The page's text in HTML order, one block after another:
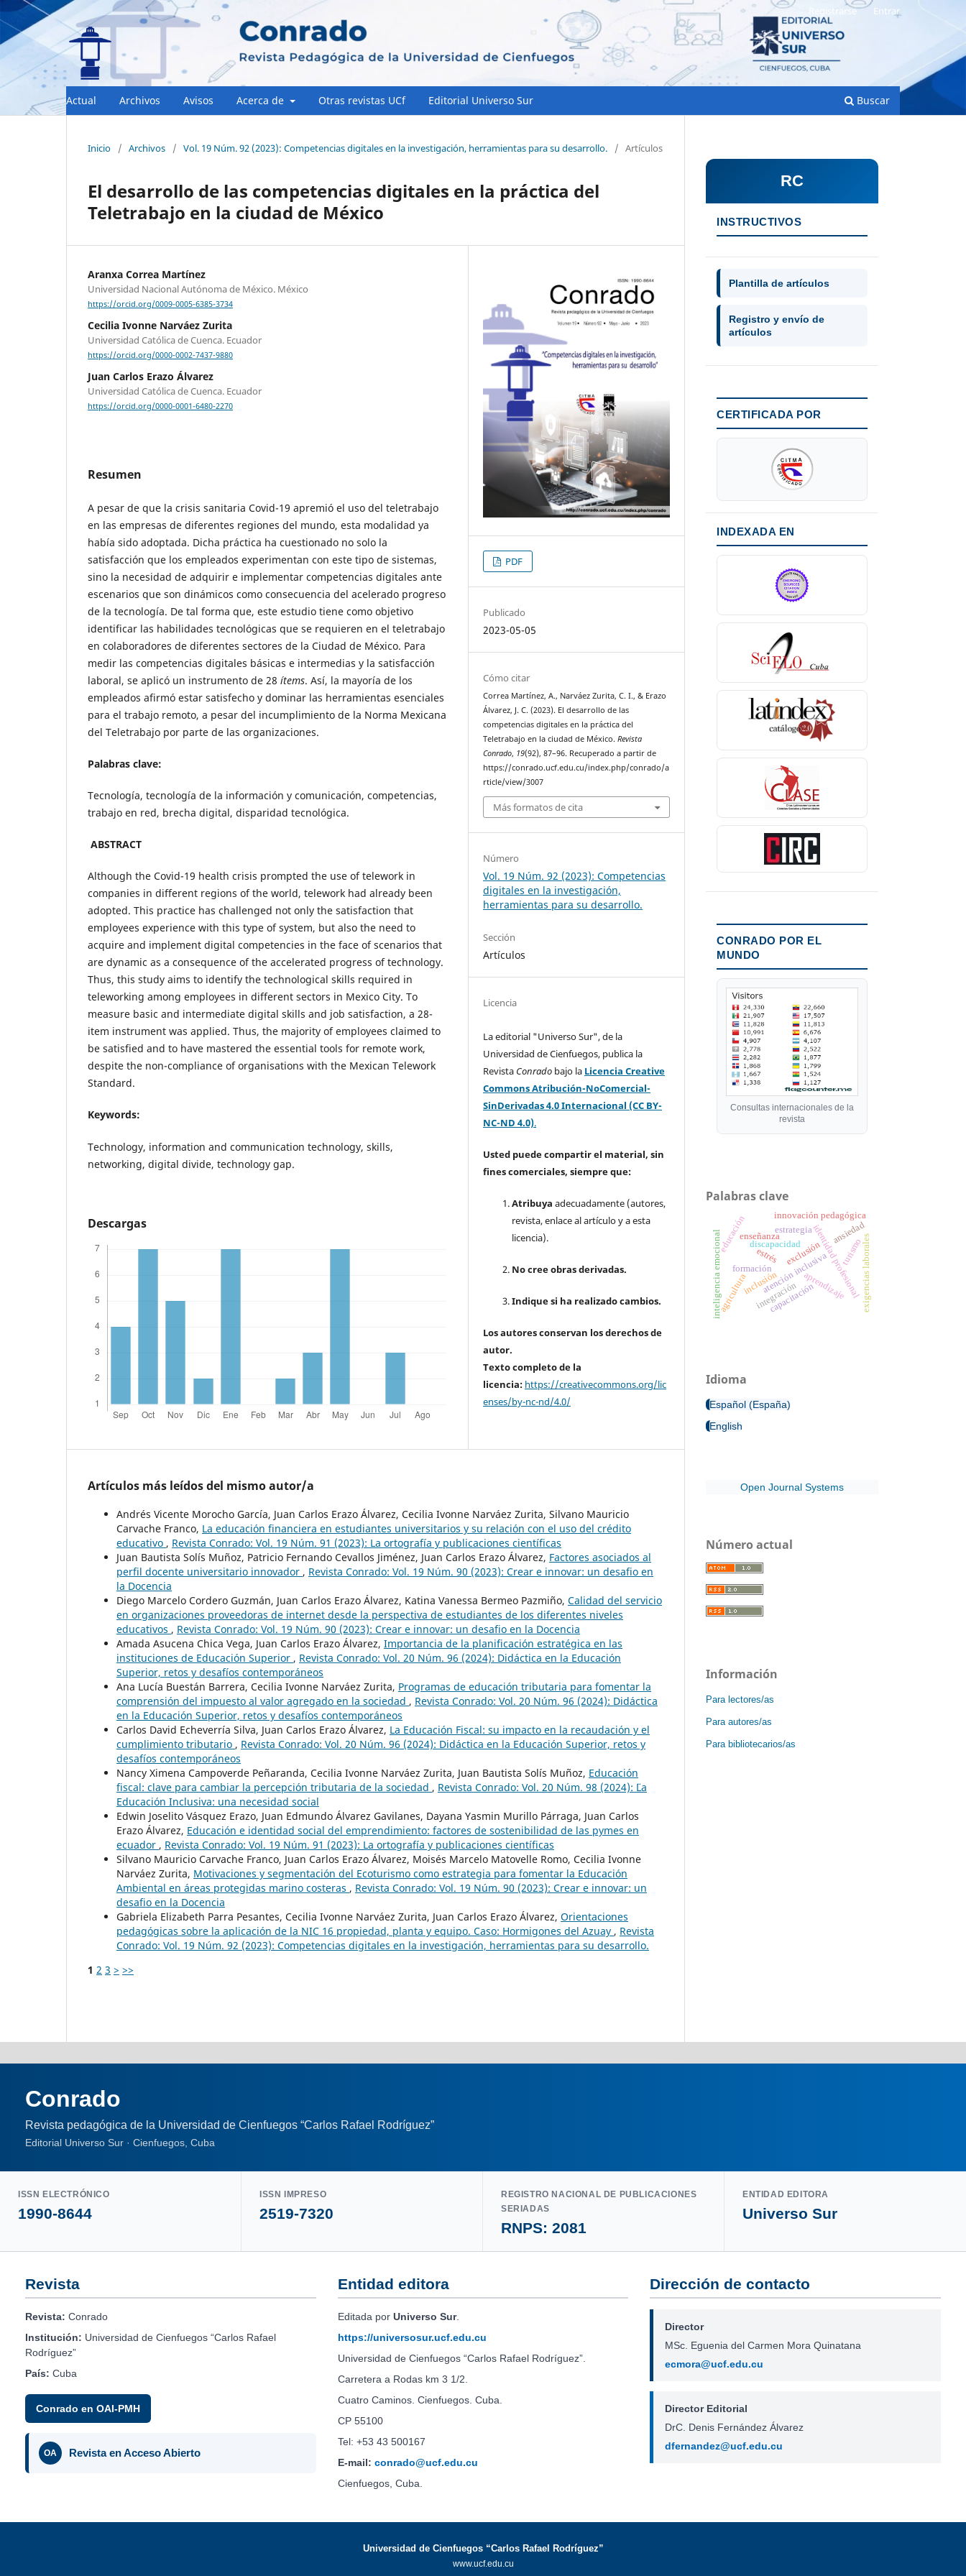
Actual Archivos Avisos Acerca de Otras revistas UCf Editorial Universo Sur Buscar
Registrarse Entrar
Inicio / Archivos / Vol. 19 Núm. 92 (2023): Competencias digitales en la investigación, herramientas para su desarrollo. / Artículos
El desarrollo de las competencias digitales en la práctica del
Teletrabajo en la ciudad de México
Aranxa Correa Martínez
Universidad Nacional Autónoma de México. México
https://orcid.org/0009-0005-6385-3734
Cecilia Ivonne Narváez Zurita
Universidad Católica de Cuenca. Ecuador
https://orcid.org/0000-0002-7437-9880
Juan Carlos Erazo Álvarez
Universidad Católica de Cuenca. Ecuador
https://orcid.org/0000-0001-6480-2270
Resumen
A pesar de que la crisis sanitaria Covid-19 apremió el uso del teletrabajo
en las empresas de diferentes regiones del mundo, esta modalidad ya
había sido adoptada. Dicha práctica ha cuestionado no solo la
satisfacción que los empleados experimentan con este tipo de sistemas,
sino la necesidad de adquirir e implementar competencias digitales ante
escenarios que son dinámicos como consecuencia del acelerado progreso
de la tecnología. De tal forma que, este estudio tiene como objetivo
identificar las habilidades tecnológicas que se requieren en el teletrabajo
en colaboradores de diferentes sectores de la Ciudad de México. Para
medir las competencias digitales básicas e intermedias y la satisfacción
laboral, se aplicó un instrumento de 28 ítems. Así, la mayoría de los
empleados afirmó estar satisfecho y dominar las herramientas esenciales
para el trabajo remoto, a pesar del incumplimiento de la Norma Mexicana
del Teletrabajo por parte de las organizaciones.
Palabras clave:
Tecnología, tecnología de la información y comunicación, competencias,
trabajo en red, brecha digital, disparidad tecnológica.
ABSTRACT
Although the Covid-19 health crisis prompted the use of telework in
companies in different regions of the world, telework had already been
adopted. This practice has challenged not only the satisfaction that
employees experience with this type of system, but also the need to
acquire and implement digital competencies in the face of scenarios that
are dynamic as a consequence of the accelerated progress of technology.
Thus, this study aims to identify the technological skills required in
teleworking among employees in different sectors in Mexico City. To
measure basic and intermediate digital skills and job satisfaction, a 28-
item instrument was applied. Thus, the majority of employees claimed to
be satisfied and to have mastered the essential tools for remote work,
despite the non-compliance of organisations with the Mexican Telework
Standard.
Keywords:
Technology, information and communication technology, skills,
networking, digital divide, technology gap.
Descargas
PDF
Publicado
2023-05-05
Cómo citar
Correa Martínez, A., Narváez Zurita, C. I., & Erazo
Álvarez, J. C. (2023). El desarrollo de las
competencias digitales en la práctica del
Teletrabajo en la ciudad de México.Revista
Conrado, 19(92), 87–96. Recuperado a partir de
https://conrado.ucf.edu.cu/index.php/conrado/a
rticle/view/3007
Más formatos de cita
Número
Vol. 19 Núm. 92 (2023): Competencias
digitales en la investigación,
herramientas para su desarrollo.
Sección
Artículos
Licencia
La editorial "Universo Sur", de la
Universidad de Cienfuegos, publica la
Revista Conrado bajo la Licencia Creative
Commons Atribución-NoComercial-
SinDerivadas 4.0 Internacional (CC BY-
NC-ND 4.0).
Usted puede compartir el material, sin
fines comerciales, siempre que:
Atribuya adecuadamente (autores,
revista, enlace al artículo y a esta
licencia).
No cree obras derivadas.
Indique si ha realizado cambios.
Los autores conservan los derechos de
autor.
Texto completo de la
licencia: https://creativecommons.org/lic
enses/by-nc-nd/4.0/
Artículos más leídos del mismo autor/a
Andrés Vicente Morocho García, Juan Carlos Erazo Álvarez, Cecilia Ivonne Narváez Zurita, Silvano Mauricio
Carvache Franco, La educación financiera en estudiantes universitarios y su relación con el uso del crédito
educativo , Revista Conrado: Vol. 19 Núm. 91 (2023): La ortografía y publicaciones científicas
Juan Bautista Solís Muñoz, Patricio Fernando Cevallos Jiménez, Juan Carlos Erazo Álvarez, Factores asociados al
perfil docente universitario innovador , Revista Conrado: Vol. 19 Núm. 90 (2023): Crear e innovar: un desafio en
la Docencia
Diego Marcelo Cordero Guzmán, Juan Carlos Erazo Álvarez, Katina Vanessa Bermeo Pazmiño, Calidad del servicio
en organizaciones proveedoras de internet desde la perspectiva de estudiantes de los diferentes niveles
educativos , Revista Conrado: Vol. 19 Núm. 90 (2023): Crear e innovar: un desafio en la Docencia
Amada Asucena Chica Vega, Juan Carlos Erazo Álvarez, Importancia de la planificación estratégica en las
instituciones de Educación Superior , Revista Conrado: Vol. 20 Núm. 96 (2024): Didáctica en la Educación
Superior, retos y desafíos contemporáneos
Ana Lucía Buestán Barrera, Cecilia Ivonne Narváez Zurita, Programas de educación tributaria para fomentar la
comprensión del impuesto al valor agregado en la sociedad , Revista Conrado: Vol. 20 Núm. 96 (2024): Didáctica
en la Educación Superior, retos y desafíos contemporáneos
Carlos David Echeverría Silva, Juan Carlos Erazo Álvarez, La Educación Fiscal: su impacto en la recaudación y el
cumplimiento tributario , Revista Conrado: Vol. 20 Núm. 96 (2024): Didáctica en la Educación Superior, retos y
desafíos contemporáneos
Nancy Ximena Campoverde Peñaranda, Cecilia Ivonne Narváez Zurita, Juan Bautista Solís Muñoz, Educación
fiscal: clave para cambiar la percepción tributaria de la sociedad , Revista Conrado: Vol. 20 Núm. 98 (2024): ¨¨La
Educación Inclusiva: una necesidad social
Edwin Joselito Vásquez Erazo, Juan Edmundo Álvarez Gavilanes, Dayana Yasmin Murillo Párraga, Juan Carlos
Erazo Álvarez, Educación e identidad social del emprendimiento: factores de sostenibilidad de las pymes en
ecuador , Revista Conrado: Vol. 19 Núm. 91 (2023): La ortografía y publicaciones científicas
Silvano Mauricio Carvache Franco, Juan Carlos Erazo Álvarez, Moisés Marcelo Matovelle Romo, Cecilia Ivonne
Narváez Zurita, Motivaciones y segmentación del Ecoturismo como estrategia para fomentar la Educación
Ambiental en áreas protegidas marino costeras , Revista Conrado: Vol. 19 Núm. 90 (2023): Crear e innovar: un
desafio en la Docencia
Gabriela Elizabeth Parra Pesantes, Cecilia Ivonne Narváez Zurita, Juan Carlos Erazo Álvarez, Orientaciones
pedagógicas sobre la aplicación de la NIC 16 propiedad, planta y equipo. Caso: Hormigones del Azuay , Revista
Conrado: Vol. 19 Núm. 92 (2023): Competencias digitales en la investigación, herramientas para su desarrollo.
1 2 3 > >>
RC
INSTRUCTIVOS
Plantilla de artículos
Registro y envío de
artículos
CERTIFICADA POR
INDEXADA EN
CONRADO POR EL
MUNDO
Consultas internacionales de la
revista
Palabras clave
formaciónatención inclusivaidentidad profesional
enseñanza
aprendizaje
inclusión
exclusión
discapacidad
capacitación
estrés
ansiedad
exigencias laborales
agricultura
turismo
inteligencia emocionaleducación
integración
innovación pedagógica
estrategia
Idioma
Español (España)
English
Open Journal Systems
Número actual
Información
Para lectores/as
Para autores/as
Para bibliotecarios/as
Conrado
Revista pedagógica de la Universidad de Cienfuegos “Carlos Rafael Rodríguez”
Editorial Universo Sur · Cienfuegos, Cuba
ISSN ELECTRÓNICO
1990-8644
ISSN IMPRESO
2519-7320
REGISTRO NACIONAL DE PUBLICACIONES
SERIADAS
RNPS: 2081
ENTIDAD EDITORA
Universo Sur
Revista
Revista: Conrado
Institución: Universidad de Cienfuegos “Carlos Rafael
Rodríguez”
País: Cuba
Conrado en OAI-PMH
OA Revista en Acceso Abierto
Entidad editora
Editada por Universo Sur.
https://universosur.ucf.edu.cu
Universidad de Cienfuegos “Carlos Rafael Rodríguez”.
Carretera a Rodas km 3 1/2.
Cuatro Caminos. Cienfuegos. Cuba.
CP 55100
Tel: +53 43 500167
E-mail: conrado@ucf.edu.cu
Cienfuegos, Cuba.
Dirección de contacto
Director
MSc. Eguenia del Carmen Mora Quinatana
ecmora@ucf.edu.cu
Director Editorial
DrC. Denis Fernández Álvarez
dfernandez@ucf.edu.cu
Universidad de Cienfuegos “Carlos Rafael Rodríguez”
www.ucf.edu.cu